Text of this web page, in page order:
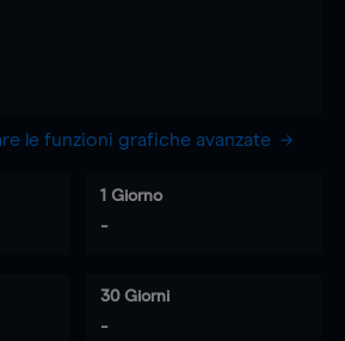
le funzioni grafiche avanzate
1 Giorno
-
30 Giorni
-